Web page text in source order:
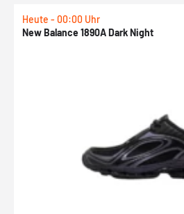
Heute - 00:00 Uhr
New Balance 1890A Dark Night